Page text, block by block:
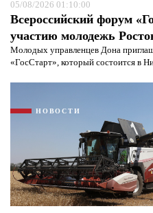
05/08/2026 01:10:00
Всероссийский форум
участию молодежь
Молодых управленцев Дона
«ГосСтарт», который состоится в
НОВОСТИ